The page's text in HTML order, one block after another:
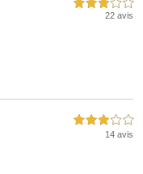
3,0 étoiles sur 5
22 avis
3,0 étoiles sur 5
14 avis